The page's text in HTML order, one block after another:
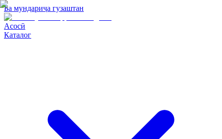
Ба мундариҷа гузаштан
Асосӣ
Каталог